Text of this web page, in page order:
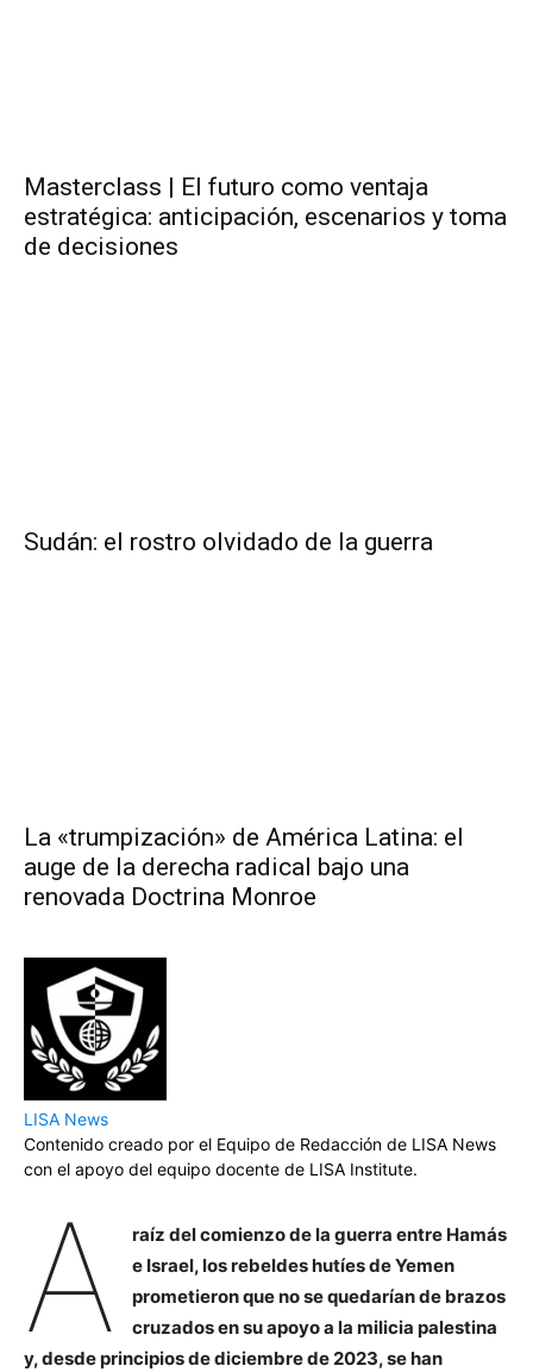
Masterclass | El futuro como ventaja
estratégica: anticipación, escenarios y toma
de decisiones
Sudán: el rostro olvidado de la guerra
La «trumpización» de América Latina: el
auge de la derecha radical bajo una
renovada Doctrina Monroe
LISA News
Contenido creado por el Equipo de Redacción de LISA News
con el apoyo del equipo docente de LISA Institute.
A
raíz del comienzo de la guerra entre Hamás
e Israel, los rebeldes hutíes de Yemen
prometieron que no se quedarían de brazos
cruzados en su apoyo a la milicia palestina
y, desde principios de diciembre de 2023, se han